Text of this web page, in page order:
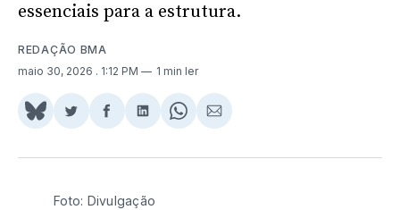
essenciais para a estrutura.
REDAÇÃO BMA
maio 30, 2026 . 1:12 PM 1 min ler
Share
BlueSky
Compartilhar
Twitter
Compartilhar
Facebook
Compartilhar
LinkedIn
Share
WhatsApp
Compartilhar
Email
Foto: Divulgação